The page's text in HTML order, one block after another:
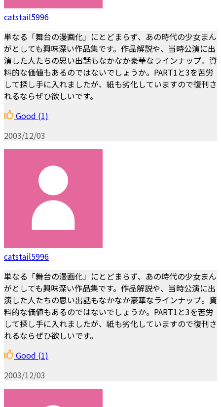
catstail5996
単なる「舞台の漫画化」にとどまらず、あの時代の少女まん
がとしても興味深い作品集です。作品解説や、当時公演に出
演した人たちの思い出話もなかなか豪華なラインナップ。資
料的な価値もあるのではないでしょうか。PART1と3を苦労
して探し手に入れましたが、紙も劣化していますので復刊さ
れるならぜひ欲しいです。
Good (1)
2003/12/03
catstail5996
単なる「舞台の漫画化」にとどまらず、あの時代の少女まん
がとしても興味深い作品集です。作品解説や、当時公演に出
演した人たちの思い出話もなかなか豪華なラインナップ。資
料的な価値もあるのではないでしょうか。PART1と3を苦労
して探し手に入れましたが、紙も劣化していますので復刊さ
れるならぜひ欲しいです。
Good (1)
2003/12/03